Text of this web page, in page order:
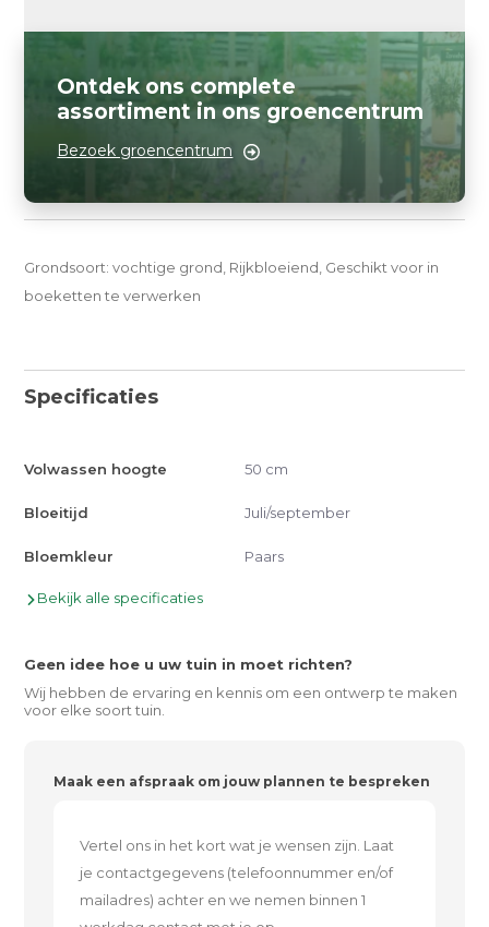
Ontdek ons complete
assortiment in ons groencentrum
Bezoek groencentrum
Grondsoort: vochtige grond, Rijkbloeiend, Geschikt voor in
boeketten te verwerken
Specificaties
Volwassen hoogte 50 cm
Bloeitijd Juli/september
Bloemkleur Paars
Bekijk alle specificaties
Geen idee hoe u uw tuin in moet richten?
Wij hebben de ervaring en kennis om een ontwerp te maken
voor elke soort tuin.
Maak een afspraak om jouw plannen te bespreken